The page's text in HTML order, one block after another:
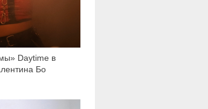
Daytime в
Бо